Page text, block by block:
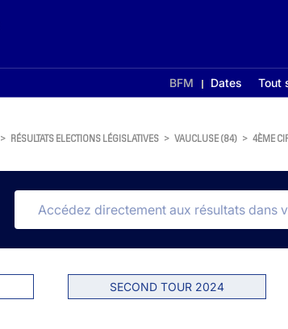
BFM Dates Tout
> RÉSULTATS ELECTIONS LÉGISLATIVES > VAUCLUSE (84) > 4ÈME
SECOND TOUR 2024